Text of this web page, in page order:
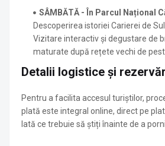
SÂMBĂTĂ - În Parcul Național
Descoperirea istoriei Carierei de
Vizitare interactiv și degustare de
maturate după rețete vechi de
Detalii logistice și
Pentru a facilita accesul turiștilor,
plată este integral online, direct pe
Iată ce trebuie să știți înainte de a